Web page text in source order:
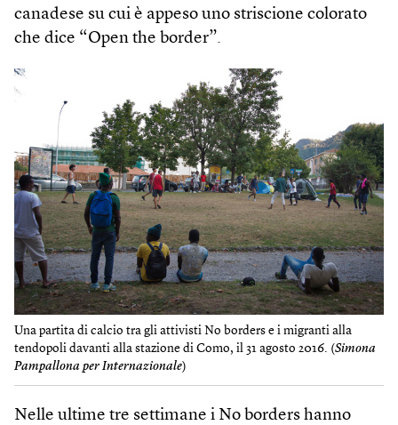
canadese su cui è appeso uno striscione colorato
che dice “Open the border”.
Una partita di calcio tra gli attivisti No borders e i migranti alla
tendopoli davanti alla stazione di Como, il 31 agosto 2016. (Simona
Pampallona per Internazionale)
Nelle ultime tre settimane i No borders hanno